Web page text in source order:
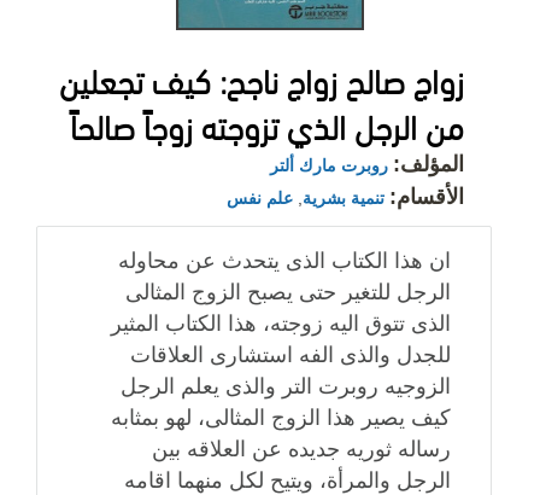
زواج صالح زواج ناجح: كيف تجعلين
من الرجل الذي تزوجته زوجاً صالحاً
المؤلف: روبرت مارك ألتر
الأقسام: تنمية بشرية, علم نفس
ان هذا الكتاب الذى يتحدث عن محاوله
الرجل للتغير حتى يصبح الزوج المثالى
الذى تتوق اليه زوجته، هذا الكتاب المثير
للجدل والذى الفه استشارى العلاقات
الزوجيه روبرت التر والذى يعلم الرجل
كيف يصير هذا الزوج المثالى، لهو بمثابه
رساله ثوريه جديده عن العلاقه بين
الرجل والمرأة، ويتيح لكل منهما اقامه